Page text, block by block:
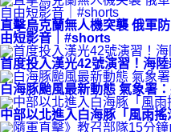
直擊烏克蘭無人機突襲 俄軍
由短影音｜#shorts
首度投入漢光42號演習！海
白海豚颱風最新動態 氣象署
中部以北進入白海豚「風雨